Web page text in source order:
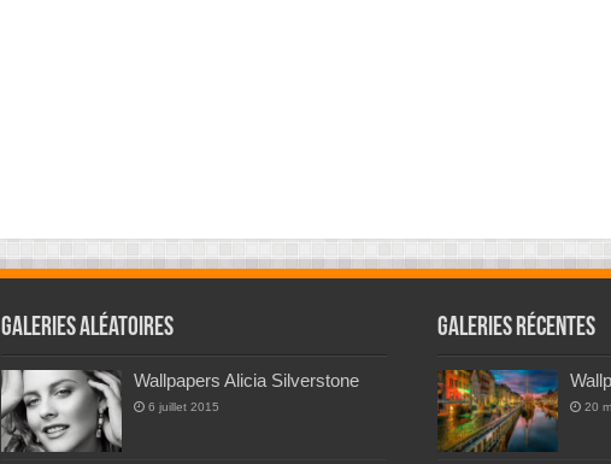
Galeries Aléatoires
Wallpapers Alicia Silverstone
6 juillet 2015
Galeries Récentes
20